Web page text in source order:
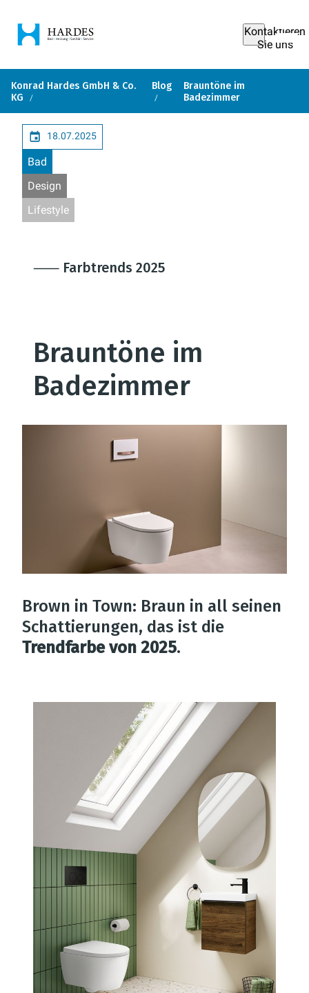
Kontaktieren
Sie uns
Konrad Hardes GmbH & Co.
KG
Blog
Brauntöne im
Badezimmer
18.07.2025
Bad
Design
Lifestyle
⸺ Farbtrends 2025
Brauntöne im
Badezimmer
Brown in Town: Braun in all seinen
Schattierungen, das ist die
Trendfarbe von 2025.